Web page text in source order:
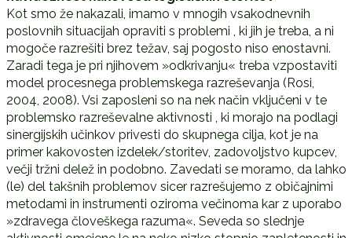
Kot smo že nakazali, imamo v mnogih vsakodnevnih
poslovnih situacijah opraviti s problemi , ki jih je treba, a ni
mogoče razrešiti brez težav, saj pogosto niso enostavni.
Zaradi tega je pri njihovem »odkrivanju« treba vzpostaviti
model procesnega problemskega razreševanja (Rosi,
2004, 2008). Vsi zaposleni so na nek način vključeni v te
problemsko razreševalne aktivnosti , ki morajo na podlagi
sinergijskih učinkov privesti do skupnega cilja, kot je na
primer kakovosten izdelek/storitev, zadovoljstvo kupcev,
večji tržni delež in podobno. Zavedati se moramo, da lahko
(le) del takšnih problemov sicer razrešujemo z običajnimi
metodami in instrumenti oziroma večinoma kar z uporabo
»zdravega človeškega razuma«. Seveda so slednje